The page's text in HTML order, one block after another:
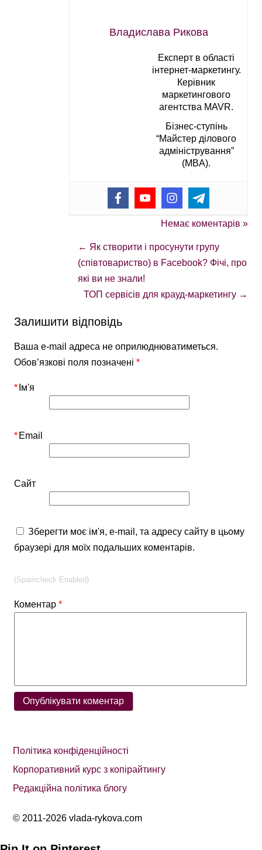
Владислава Рикова
Експерт в області
інтернет-маркетингу.
Керівник
маркетингового
агентства MAVR.
Бізнес-ступінь
“Майстер ділового
адміністрування”
(MBA).
Немає коментарів »
← Як створити і просунути групу
(співтовариство) в Facebook? Фічі, про
які ви не знали!
ТОП сервісів для крауд-маркетингу →
Залишити відповідь
Ваша e-mail адреса не оприлюднюватиметься.
Обов’язкові поля позначені*
Коментар*
Ім'я
*
Email
*
Сайт
Зберегти моє ім'я, e-mail, та адресу сайту в цьому
браузері для моїх подальших коментарів.
(Spamcheck Enabled)
Політика конфіденційності
Корпоративний курс з копірайтингу
Редакційна політика блогу
© 2011-2026 vlada-rykova.com